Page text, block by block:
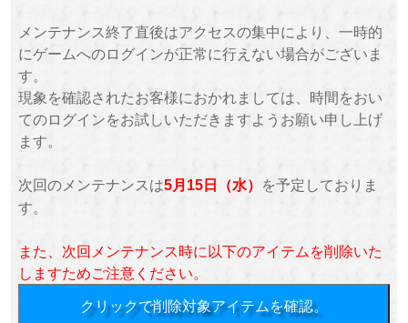
メンテナンス終了直後はアクセスの集中により、一時的
にゲームへのログインが正常に行えない場合がございま
す。
現象を確認されたお客様におかれましては、時間をおい
てのログインをお試しいただきますようお願い申し上げ
ます。
次回のメンテナンスは5月15日（水）
を予定しておりま
す。
また、次回メンテナンス時に以下のアイテムを削除いた
しますためご注意ください。
クリックで削除対象アイテムを確認。